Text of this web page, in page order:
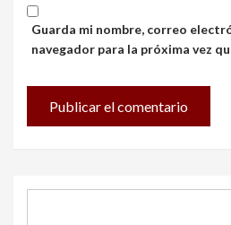
Guarda mi nombre, correo
navegador para la próxima vez